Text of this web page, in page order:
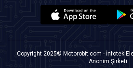
Copyright 2025© Motorobit.com - İnfotek
Anonim Şirketi